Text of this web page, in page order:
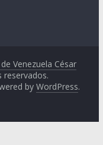
Venezuela César
reservados.
byWordPress.